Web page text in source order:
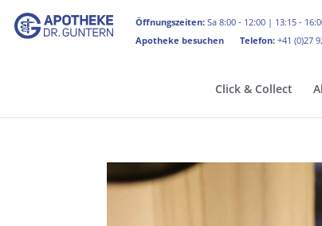
Click & Collect
Öffnungszeiten: Sa 8:00 - 12:00 | 13:15 -
Apotheke besuchen
Telefon: +41 (0)27